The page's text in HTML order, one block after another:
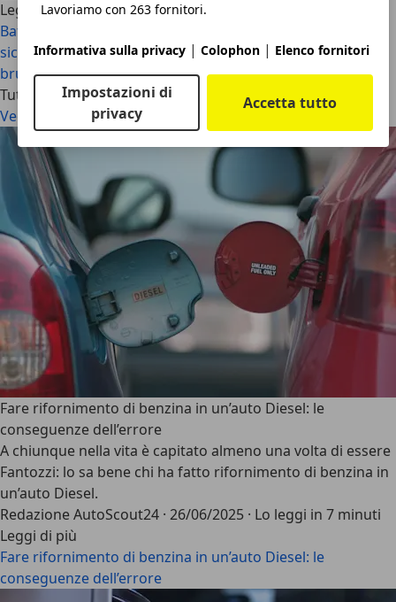
Lavoriamo con 263 fornitori.
Informativa sulla privacy | Colophon | Elenco fornitori
Impostazioni di
privacy
Accetta tutto
Leggi anche
Batteria auto scarica: cosa fare subito per ripartire in
sicurezzaFumo bianco dallo scarico dell’auto e odore di
bruciato: cosa significa e come agire
Tutti gli articoli
Vedi tutto
Fare rifornimento di benzina in un’auto Diesel: le
conseguenze dell’errore
A chiunque nella vita è capitato almeno una volta di essere
Fantozzi: lo sa bene chi ha fatto rifornimento di benzina in
un’auto Diesel.
Redazione AutoScout24 · 26/06/2025 · Lo leggi in 7 minuti
Leggi di più
Fare rifornimento di benzina in un’auto Diesel: le
conseguenze dell’errore